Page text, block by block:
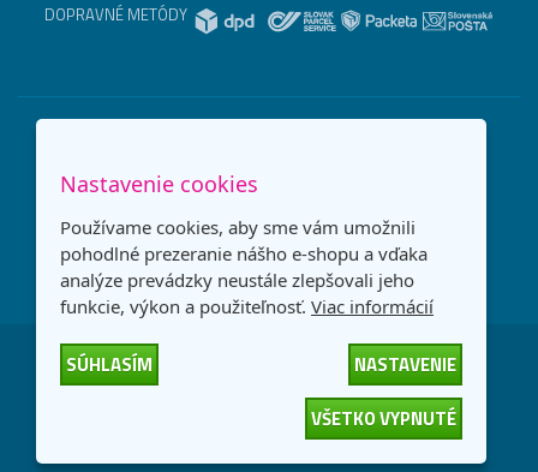
DOPRAVNÉ METÓDY
Slovensko
-
Všetky práva vyhradené
Nastavenie cookies
Používame cookies, aby sme vám umožnili
pohodlné prezeranie nášho e-shopu a vďaka
analýze prevádzky neustále zlepšovali jeho
funkcie, výkon a použiteľnosť. Viac informácií
SÚHLASÍM
NASTAVENIE
VŠETKO VYPNUTÉ